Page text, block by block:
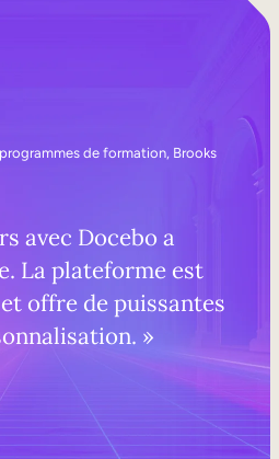
de formation, Brooks
avec Docebo a
La plateforme est
offre de puissantes
»